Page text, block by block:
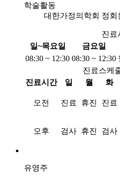
학술활동
대한가정의학회 정회
진료
일~목요일
금요일
08:30 ~ 12:30 08:30 ~ 12:30
진료스케
진료시간
일 월 화
오전 진료 휴진 진료
오후 검사 휴진 검사
유영주